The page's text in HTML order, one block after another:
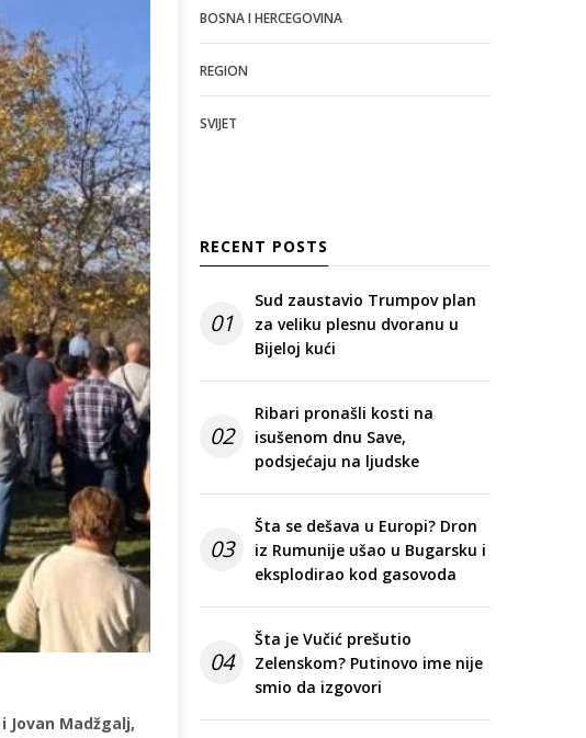
Jovan Madžgalj,
BOSNA I HERCEGOVINA
REGION
SVIJET
RECENT POSTS
01
Sud zaustavio Trumpov plan
za veliku plesnu dvoranu u
Bijeloj kući
02
Ribari pronašli kosti na
isušenom dnu Save,
podsjećaju na ljudske
03
Šta se dešava u Europi? Dron
iz Rumunije ušao u Bugarsku i
eksplodirao kod gasovoda
04
Šta je Vučić prešutio
Zelenskom? Putinovo ime nije
smio da izgovori